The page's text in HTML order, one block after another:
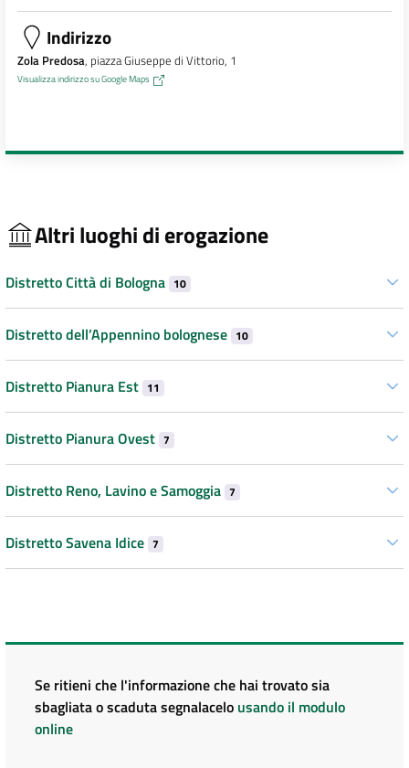
Indirizzo
Zola Predosa, piazza Giuseppe di Vittorio, 1
Visualizza indirizzo su Google Maps
Altri luoghi di erogazione
Distretto Città di Bologna 10
Distretto dell’Appennino bolognese 10
Distretto Pianura Est 11
Distretto Pianura Ovest 7
Distretto Reno, Lavino e Samoggia 7
Distretto Savena Idice 7
Se ritieni che l'informazione che hai trovato sia
sbagliata o scaduta segnalacelo usando il modulo
online